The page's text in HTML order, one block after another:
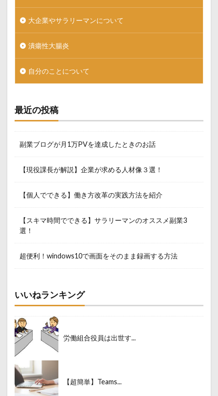
大企業やサラリーマンについて
潰瘍性大腸炎
自分のことについて
最近の投稿
副業ブログが月1万PVを達成したときのお話
【現役課長が解説】企業が求める人材像３選！
【個人でできる】働き方改革の実践方法を紹介
【スキマ時間でできる】サラリーマンのオススメ副業3
選！
超便利！windows10で画面をそのまま録画する方法
いいねランキング
労働組合役員は出世す...
【超簡単】Teams...